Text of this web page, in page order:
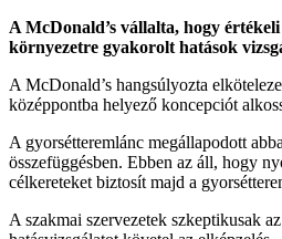
A McDonald’s vállalta, hogy
környezetre gyakorolt hatások
A McDonald’s hangsúlyozta
középpontba helyező koncepciót
A gyorsétteremlánc megállapodott
összefüggésben. Ebben az áll, hogy
célkereteket biztosít majd a
A szakmai szervezetek szkeptikusak